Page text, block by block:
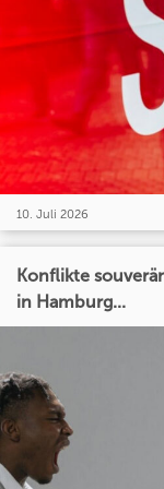
10. Juli 2026
Konflikte
in Hamburg...